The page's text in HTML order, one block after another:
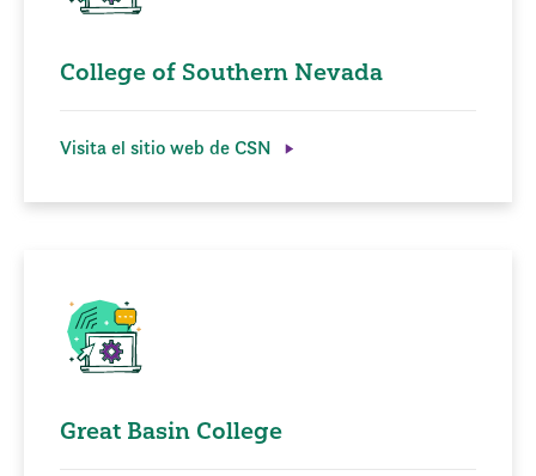
College of Southern Nevada
Visita el sitio web de CSN
Great Basin College